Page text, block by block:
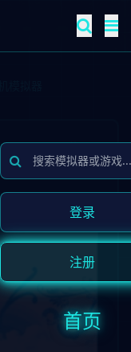
登录
注册
首页
》